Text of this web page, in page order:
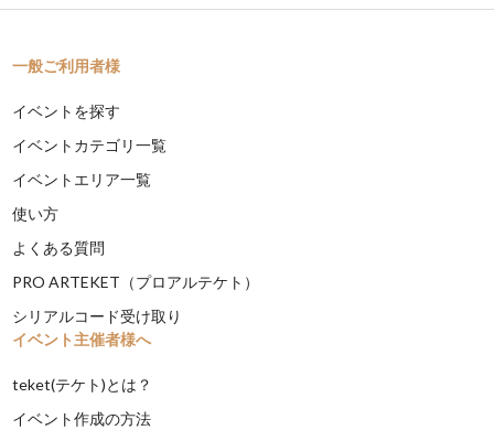
一般ご利用者様
イベントを探す
イベントカテゴリ一覧
イベントエリア一覧
使い方
よくある質問
PRO ARTEKET（プロアルテケト）
シリアルコード受け取り
イベント主催者様へ
teket(テケト)とは？
イベント作成の方法